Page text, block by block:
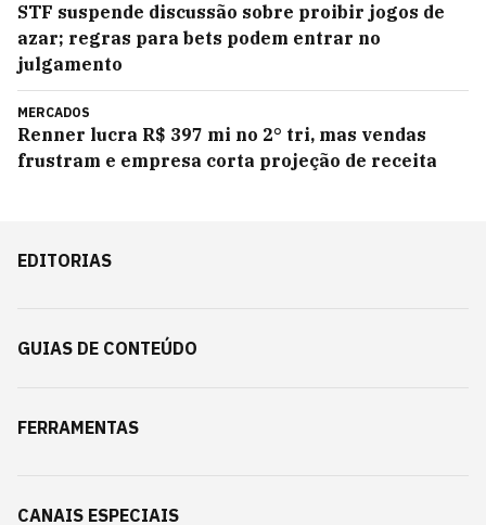
STF suspende discussão sobre proibir jogos de
azar; regras para bets podem entrar no
julgamento
MERCADOS
Renner lucra R$ 397 mi no 2° tri, mas vendas
frustram e empresa corta projeção de receita
EDITORIAS
GUIAS DE CONTEÚDO
FERRAMENTAS
CANAIS ESPECIAIS